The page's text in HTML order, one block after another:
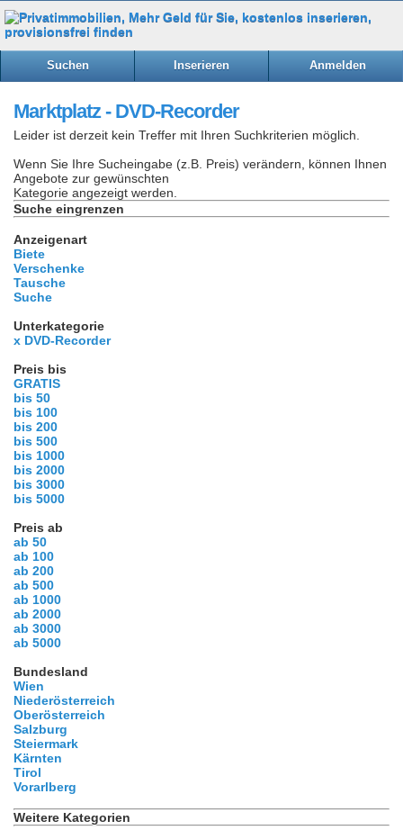
Suchen Inserieren Anmelden
Marktplatz - DVD-Recorder
Leider ist derzeit kein Treffer mit Ihren Suchkriterien möglich.
Wenn Sie Ihre Sucheingabe (z.B. Preis) verändern, können Ihnen
Angebote zur gewünschten
Kategorie angezeigt werden.
Suche eingrenzen
Anzeigenart
Biete
Verschenke
Tausche
Suche
Unterkategorie
x DVD-Recorder
Preis bis
GRATIS
bis 50
bis 100
bis 200
bis 500
bis 1000
bis 2000
bis 3000
bis 5000
Preis ab
ab 50
ab 100
ab 200
ab 500
ab 1000
ab 2000
ab 3000
ab 5000
Bundesland
Wien
Niederösterreich
Oberösterreich
Salzburg
Steiermark
Kärnten
Tirol
Vorarlberg
Weitere Kategorien